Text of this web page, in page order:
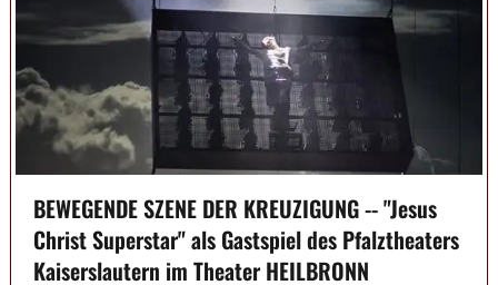
BEWEGENDE SZENE DER KREUZIGUNG -- "Jesus
Christ Superstar" als Gastspiel des Pfalztheaters
Kaiserslautern im Theater HEILBRONN